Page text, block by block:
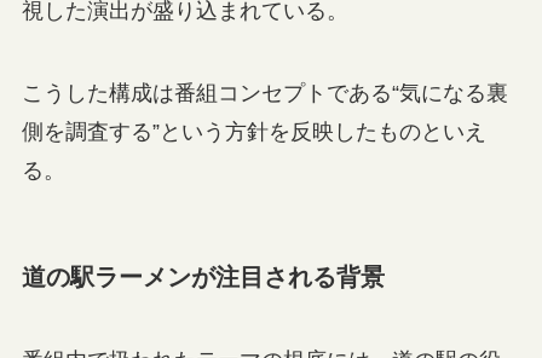
視した演出が盛り込まれている。
こうした構成は番組コンセプトである“気になる裏
側を調査する”という方針を反映したものといえ
る。
道の駅ラーメンが注目される背景